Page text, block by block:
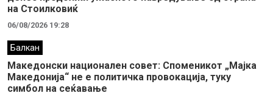
на Стоилковиќ
06/08/2026 19:28
Балкан
Македонски национален совет: Споменикот „Мајка
Македонија“ не е политичка провокација, туку
симбол на сеќавање